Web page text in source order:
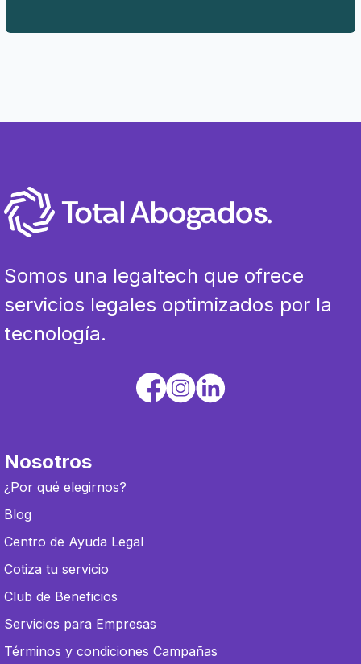
Somos una legaltech que ofrece
servicios legales optimizados por la
tecnología.
Nosotros
¿Por qué elegirnos?
Blog
Centro de Ayuda Legal
Cotiza tu servicio
Club de Beneficios
Servicios para Empresas
Términos y condiciones Campañas